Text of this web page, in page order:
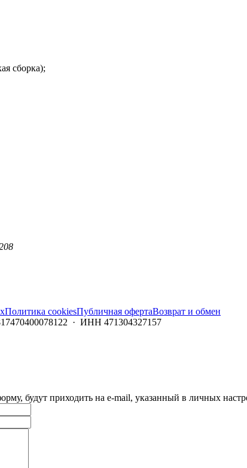
сборка);
Политика cookiesПубличная офертаВозврат и обмен
· ИНН 471304327157
будут приходить на e-mail, указанный в личных